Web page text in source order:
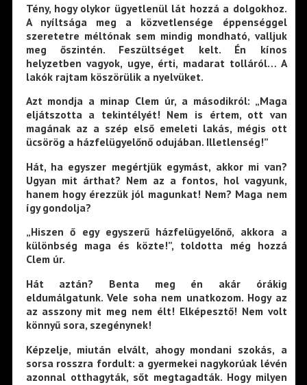
Tény, hogy olykor ügyetlenül lát hozzá a dolgokhoz.
A nyíltsága meg a közvetlensége éppenséggel
szeretetre méltónak sem mindig mondható, valljuk
meg őszintén. Feszültséget kelt. Én kínos
helyzetben vagyok, ugye, érti, madarat tolláról… A
lakók rajtam köszörülik a nyelvüket.
Azt mondja a minap Clem úr, a másodikról: „Maga
eljátszotta a tekintélyét! Nem is értem, ott van
magának az a szép első emeleti lakás, mégis ott
ücsörög a házfelügyelőnő odujában. Illetlenség!”
Hát, ha egyszer megértjük egymást, akkor mi van?
Ugyan mit árthat? Nem az a fontos, hol vagyunk,
hanem hogy érezzük jól magunkat! Nem? Maga nem
így gondolja?
„Hiszen ő egy egyszerű házfelügyelőnő, akkora a
különbség maga és közte!”, toldotta még hozzá
Clem úr.
Hát aztán? Benta meg én akár órákig
eldumálgatunk. Vele soha nem unatkozom. Hogy az
az asszony mit meg nem élt! Elképesztő! Nem volt
könnyű sora, szegénynek!
Képzelje, miután elvált, ahogy mondani szokás, a
sorsa rosszra fordult: a gyermekei nagykorúak lévén
azonnal otthagyták, sőt megtagadták. Hogy milyen